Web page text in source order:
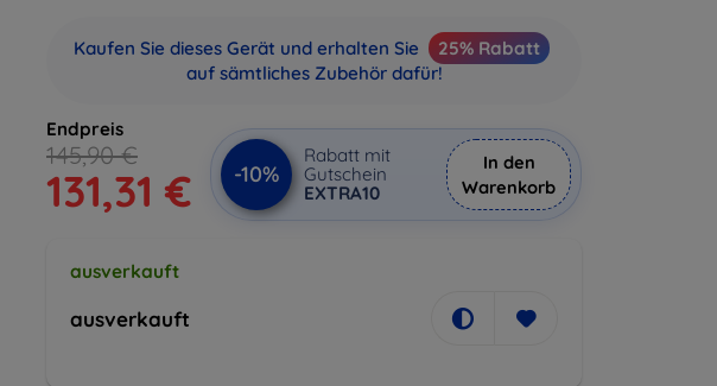
Kaufen Sie dieses Gerät und erhalten Sie
25% Rabatt
auf sämtliches Zubehör dafür!
Endpreis
145,90 €
131,31 € -10%
Rabatt mit
Gutschein
EXTRA10
In den
Warenkorb
ausverkauft
ausverkauft